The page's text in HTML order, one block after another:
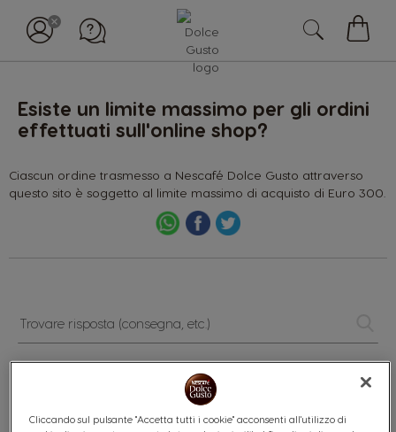
Esiste un limite massimo per gli ordini
effettuati sull'online shop?
Ciascun ordine trasmesso a Nescafé Dolce Gusto attraverso
questo sito è soggetto al limite massimo di acquisto di Euro 300.
risposta
(consegna,
etc.)
Categorie:
Il sistema NESCAFÉ® Dolce Gusto®
Cliccando sul pulsante "Accetta tutti i cookie" acconsenti all'utilizzo di